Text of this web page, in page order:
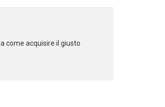
come acquisire il giusto